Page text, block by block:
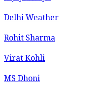
Delhi Weather
Rohit Sharma
Virat Kohli
MS Dhoni